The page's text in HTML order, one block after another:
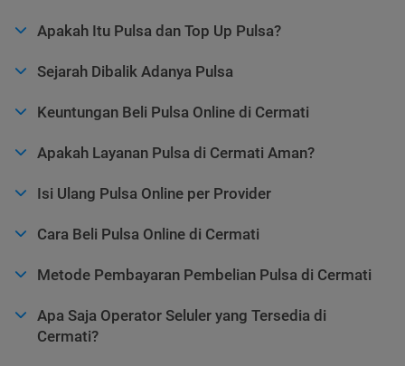
Apakah Itu Pulsa dan Top Up Pulsa?
Sejarah Dibalik Adanya Pulsa
Keuntungan Beli Pulsa Online di Cermati
Apakah Layanan Pulsa di Cermati Aman?
Isi Ulang Pulsa Online per Provider
Cara Beli Pulsa Online di Cermati
Metode Pembayaran Pembelian Pulsa di Cermati
Apa Saja Operator Seluler yang Tersedia di
Cermati?